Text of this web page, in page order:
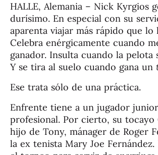
HALLE, Alemania – Nick Kyrgios
durísimo. En especial con su
aparenta viajar más rápido que lo
Celebra enérgicamente cuando
ganador. Insulta cuando la pelota
Y se tira al suelo cuando gana un
Ese trata sólo de una práctica.
Enfrente tiene a un jugador
profesional. Por cierto, su tocayo
hijo de Tony, mánager de Roger
la ex tenista Mary Joe